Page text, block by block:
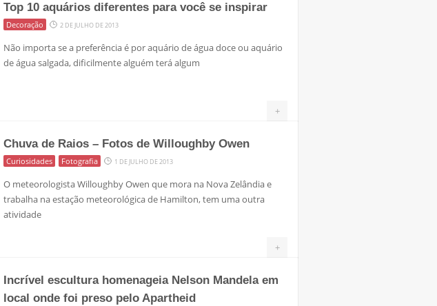
Top 10 aquários diferentes para você se inspirar
Decoração 2 DE JULHO DE 2013
Não importa se a preferência é por aquário de água doce ou aquário
de água salgada, dificilmente alguém terá algum
+
Chuva de Raios – Fotos de Willoughby Owen
Curiosidades Fotografia 1 DE JULHO DE 2013
O meteorologista Willoughby Owen que mora na Nova Zelândia e
trabalha na estação meteorológica de Hamilton, tem uma outra
atividade
+
Incrível escultura homenageia Nelson Mandela em
local onde foi preso pelo Apartheid